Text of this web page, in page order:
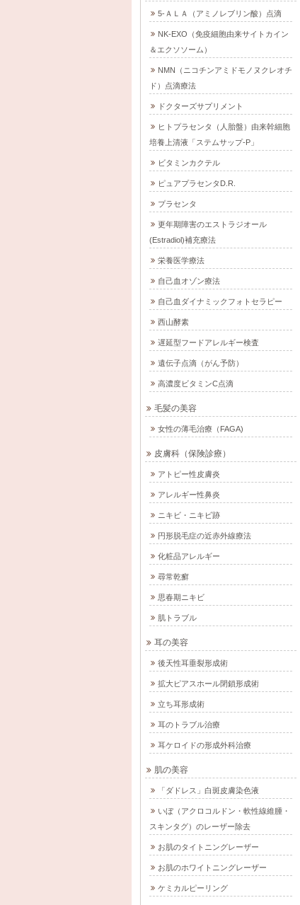
5-ＡＬＡ（アミノレブリン酸）点滴
NK-EXO（免疫細胞由来サイトカイン
＆エクソソーム）
NMN（ニコチンアミドモノヌクレオチ
ド）点滴療法
ドクターズサプリメント
ヒトプラセンタ（人胎盤）由来幹細胞
培養上清液「ステムサップ-P」
ビタミンカクテル
ピュアプラセンタD.R.
プラセンタ
更年期障害のエストラジオール
(Estradiol)補充療法
栄養医学療法
自己血オゾン療法
自己血ダイナミックフォトセラピー
西山酵素
遅延型フードアレルギー検査
遺伝子点滴（がん予防）
高濃度ビタミンC点滴
毛髪の美容
女性の薄毛治療（FAGA)
皮膚科（保険診療）
アトピー性皮膚炎
アレルギー性鼻炎
ニキビ・ニキビ跡
円形脱毛症の近赤外線療法
化粧品アレルギー
尋常乾癬
思春期ニキビ
肌トラブル
耳の美容
後天性耳垂裂形成術
拡大ピアスホール閉鎖形成術
立ち耳形成術
耳のトラブル治療
耳ケロイドの形成外科治療
肌の美容
「ダドレス」白斑皮膚染色液
いぼ（アクロコルドン・軟性線維腫・
スキンタグ）のレーザー除去
お肌のタイトニングレーザー
お肌のホワイトニングレーザー
ケミカルピーリング